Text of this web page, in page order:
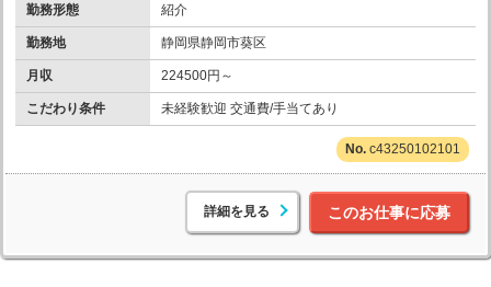
勤務形態 紹介
勤務地 静岡県静岡市葵区
月収 224500円～
こだわり条件 未経験歓迎 交通費/手当てあり
c43250102101
詳細を見る このお仕事に応募